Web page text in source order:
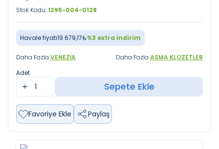
Stok Kodu:1295-004-0128
Havale fiyatı19.679,17₺%3 extra indirim
Daha Fazla VENEZIA Daha Fazla ASMA KLOZETLER
Adet
Sepete Ekle
Favoriye Ekle Paylaş